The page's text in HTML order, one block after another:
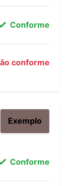
Conforme
conforme
Exemplo
Conforme